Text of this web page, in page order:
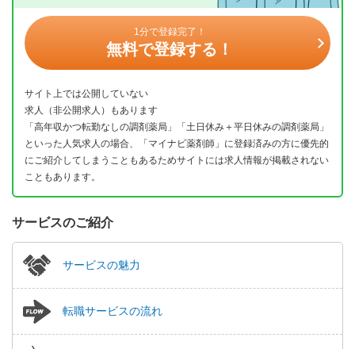
1分で登録完了！
無料で登録する！
サイト上では公開していない
求人（非公開求人）もあります
「高年収かつ転勤なしの調剤薬局」「土日休み＋平日休みの調剤薬局」
といった人気求人の場合、「マイナビ薬剤師」に登録済みの方に優先的
にご紹介してしまうこともあるためサイトには求人情報が掲載されない
こともあります。
サービスのご紹介
サービスの魅力
転職サービスの流れ